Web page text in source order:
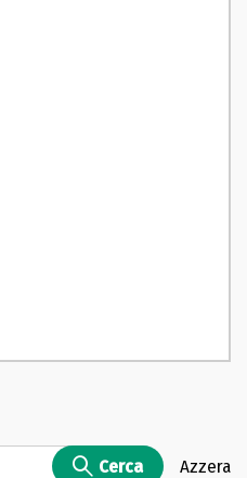
Cerca Azzera